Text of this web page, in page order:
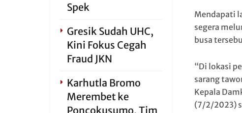
Mendapati
segera
busa
“Di lokasi
sarang
Kepala
(7/2/2023)
Spek
Gresik Sudah UHC,
Kini Fokus Cegah
Fraud JKN
Karhutla Bromo
Merembet ke
Poncokusumo, Tim